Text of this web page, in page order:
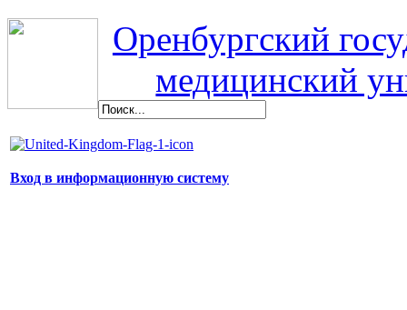
Оренбургский
медицинский
Вход в информационную систему